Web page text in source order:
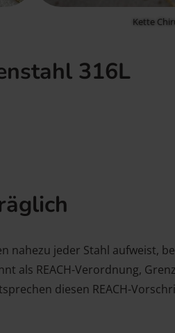
Kette
316L
nahezu jeder Stahl aufweist,
als REACH-Verordnung,
diesen REACH-